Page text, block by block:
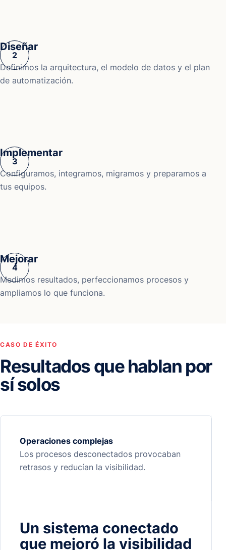
Diseñar
Definimos la arquitectura, el modelo de datos y el plan
de automatización.
Implementar
Configuramos, integramos, migramos y preparamos a
tus equipos.
Mejorar
Medimos resultados, perfeccionamos procesos y
ampliamos lo que funciona.
CASO DE ÉXITO
Resultados que hablan por
sí solos
Operaciones complejas
Los procesos desconectados provocaban
retrasos y reducían la visibilidad.
Un sistema conectado
que mejoró la visibilidad